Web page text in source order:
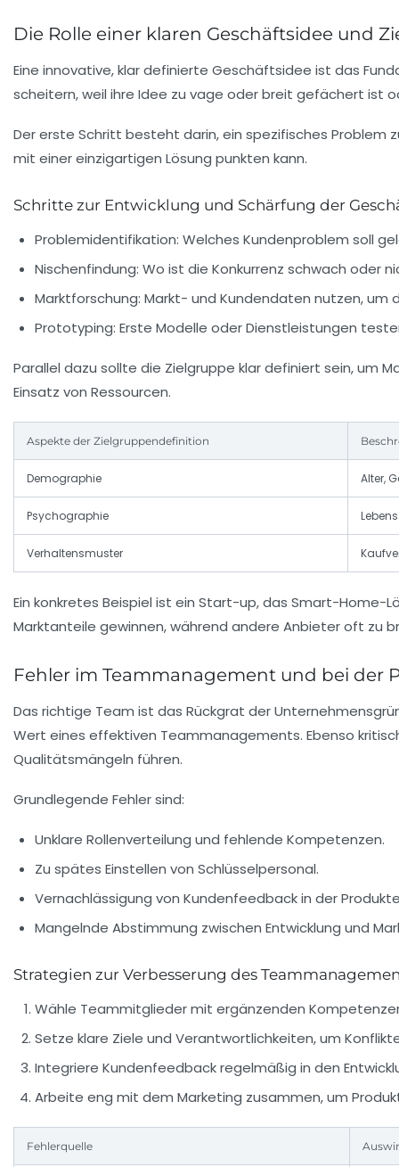
Die Rolle einer klaren Geschäftsidee
Eine innovative, klar definierte Geschäftsidee ist das
scheitern, weil ihre Idee zu vage oder breit gefächert ist
Der erste Schritt besteht darin, ein spezifisches Problem
mit einer einzigartigen Lösung punkten kann.
Schritte zur Entwicklung und Schärfung der
Problemidentifikation: Welches Kundenproblem soll
Nischenfindung: Wo ist die Konkurrenz schwach oder
Marktforschung: Markt- und Kundendaten nutzen, um
Prototyping: Erste Modelle oder Dienstleistungen
Parallel dazu sollte die Zielgruppe klar definiert sein, um
Einsatz von Ressourcen.
Aspekte der Zielgruppendefinition
Demographie Alter,
Psychographie
Verhaltensmuster
Ein konkretes Beispiel ist ein Start-up, das Smart-Home-
Marktanteile gewinnen, während andere Anbieter oft zu
Fehler im Teammanagement und bei
Das richtige Team ist das Rückgrat der
Wert eines effektiven Teammanagements. Ebenso
Qualitätsmängeln führen.
Grundlegende Fehler sind:
Unklare Rollenverteilung und fehlende Kompetenzen.
Zu spätes Einstellen von Schlüsselpersonal.
Vernachlässigung von Kundenfeedback in der
Mangelnde Abstimmung zwischen Entwicklung und
Strategien zur Verbesserung des
Wähle Teammitglieder mit ergänzenden
Setze klare Ziele und Verantwortlichkeiten, um
Integriere Kundenfeedback regelmäßig in den
Arbeite eng mit dem Marketing zusammen, um
Fehlerquelle